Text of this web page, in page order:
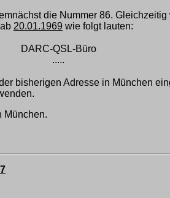
die Nummer 86.
20.01.1969 wie folgt lauten:
DARC-QSL-Büro
.....
bisherigen Adresse in München
München.